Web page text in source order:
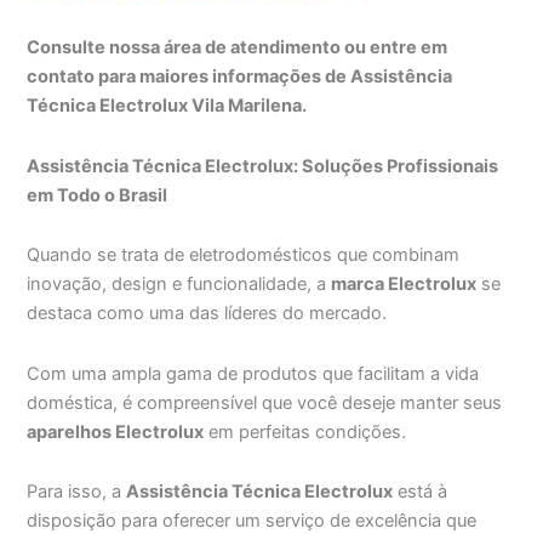
Consulte nossa área de atendimento ou entre em
contato para maiores informações de Assistência
Técnica Electrolux Vila Marilena.
Assistência Técnica Electrolux: Soluções Profissionais
em Todo o Brasil
Quando se trata de eletrodomésticos que combinam
inovação, design e funcionalidade, a marca Electrolux se
destaca como uma das líderes do mercado.
Com uma ampla gama de produtos que facilitam a vida
doméstica, é compreensível que você deseje manter seus
aparelhos Electrolux em perfeitas condições.
Para isso, aAssistência Técnica Electrolux está à
disposição para oferecer um serviço de excelência que